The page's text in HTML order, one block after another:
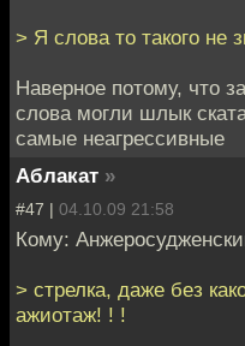
> Я слова то такого не
Наверное потому, что
слова могли шлык
самые неагрессивные
Аблакат »
#47 | 04.10.09 21:58
Кому:
> стрелка, даже без
ажиотаж! ! !